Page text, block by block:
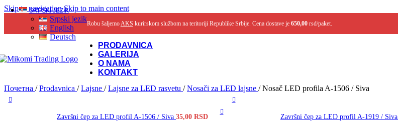
Skip to navigationSkip to main content
SRPSKI JEZIK
Srpski jezik
English
Deutsch
Robu šaljemoAKS kurirskom službom na teritoriji Republike Srbije. Cena dostave je 650,00rsd/paket.
PRODAVNICA
GALERIJA
O NAMA
KONTAKT
Почетна / Prodavnica / Lajsne / Lajsne za LED rasvetu / Nosači za LED lajsne / Nosač LED profila A-1506 / Siva
Završni čep za LED profil A-1506 / Siva 35,00 RSD Završni čep za LED profil A-1919 / Siva